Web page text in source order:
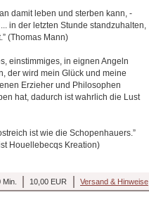
damit leben und sterben kann, -
in der letzten Stunde standzuhalten,
(Thomas Mann)
einstimmiges, in eignen Angeln
der wird mein Glück und meine
Erzieher und Philosophen
hat, dadurch ist wahrlich die Lust
ist wie die Schopenhauers.”
Houellebecqs Kreation)
Versand & Hinweise
10,00 EUR